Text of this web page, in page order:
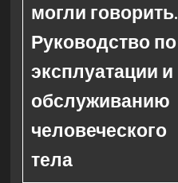
могли говорить.
Руководство по
эксплуатации и
обслуживанию
человеческого
тела